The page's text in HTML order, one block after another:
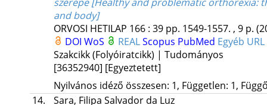
and body]
ORVOSI HETILAP 166: 39 pp. 1549-1557. , 9 p.
DOI WoS REALScopus PubMed Egyéb URL
Szakcikk (Folyóiratcikk) | Tudományos
[36352940] [Egyeztetett]
Nyilvános idéző összesen: 1, Független: 1,
14.
Sara, Filipa Salvador da Luz